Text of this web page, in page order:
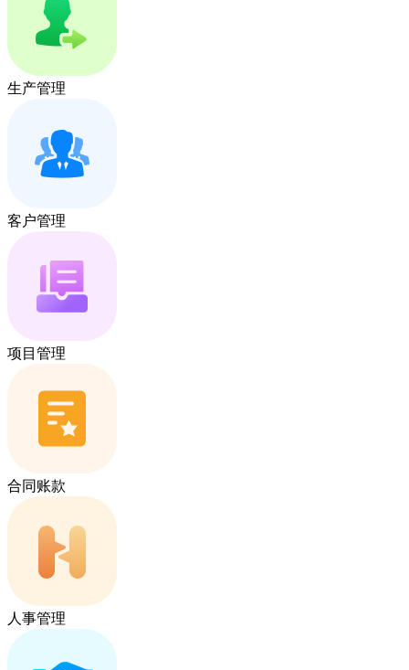
生产管理
客户管理
项目管理
合同账款
人事管理